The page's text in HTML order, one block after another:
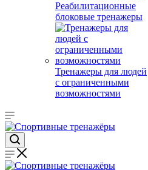
Реабилитационные
блоковые тренажеры
Тренажеры для людей
с ограниченными
возможностями